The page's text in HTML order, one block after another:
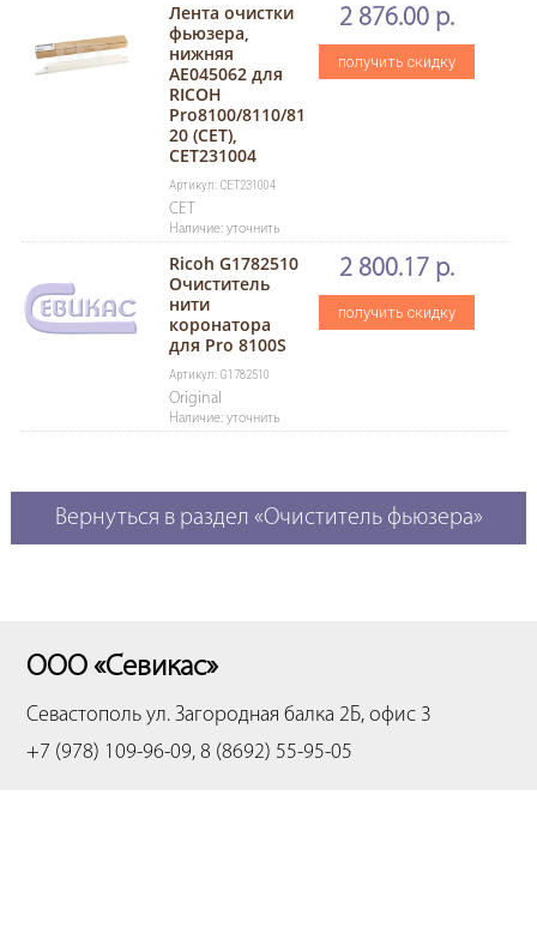
Лента очистки
фьюзера,
нижняя
AE045062 для
RICOH
Pro8100/8110/81
20 (CET),
CET231004
Артикул: CET231004
CET
Наличие: уточнить
2 876.00 р.
получить скидку
Ricoh G1782510
Очиститель
нити
коронатора
для Pro 8100S
Артикул: G1782510
Original
Наличие: уточнить
2 800.17 р.
получить скидку
Вернуться в раздел «Очиститель фьюзера»
ООО «Севикас»
Севастополь ул. Загородная балка 2Б, офис 3
+7 (978) 109-96-09, 8 (8692) 55-95-05